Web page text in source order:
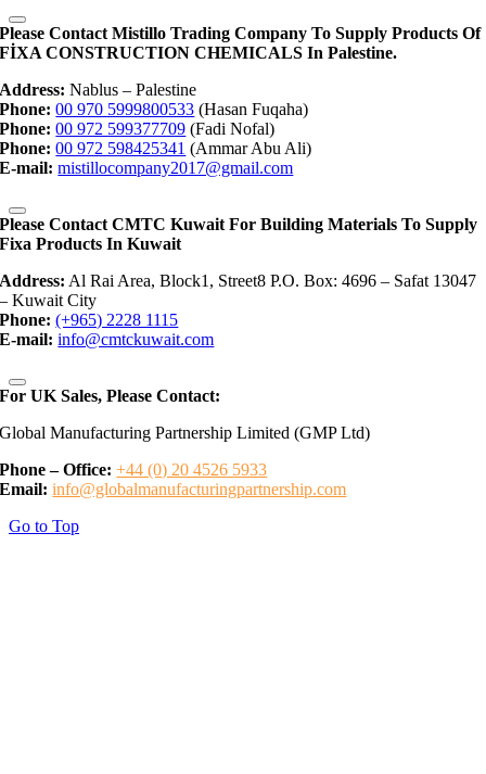
Please Contact Mistillo Trading Company To Supply Products Of
FİXA CONSTRUCTION CHEMICALS In Palestine.
Address: Nablus – Palestine
Phone: 00 970 5999800533 (Hasan Fuqaha)
Phone: 00 972 599377709 (Fadi Nofal)
Phone: 00 972 598425341 (Ammar Abu Ali)
E-mail: mistillocompany2017@gmail.com
Please Contact CMTC Kuwait For Building Materials To Supply
Fixa Products In Kuwait
Address: Al Rai Area, Block1, Street8 P.O. Box: 4696 – Safat 13047
– Kuwait City
Phone: (+965) 2228 1115
E-mail: info@cmtckuwait.com
For UK Sales, Please Contact:
Global Manufacturing Partnership Limited (GMP Ltd)
Phone – Office: +44 (0) 20 4526 5933
Email: info@globalmanufacturingpartnership.com
Go to Top